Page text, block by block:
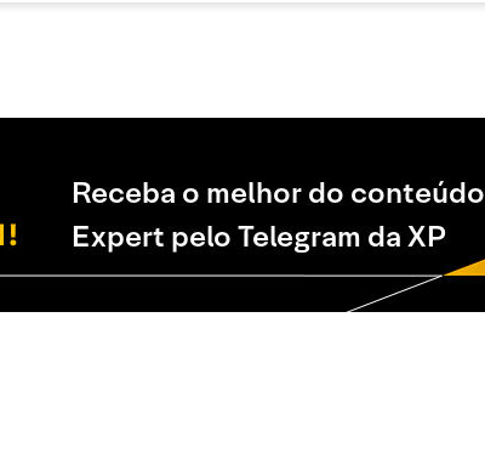
Receba o melhor do conteúdo
Expert pelo Telegram da XP